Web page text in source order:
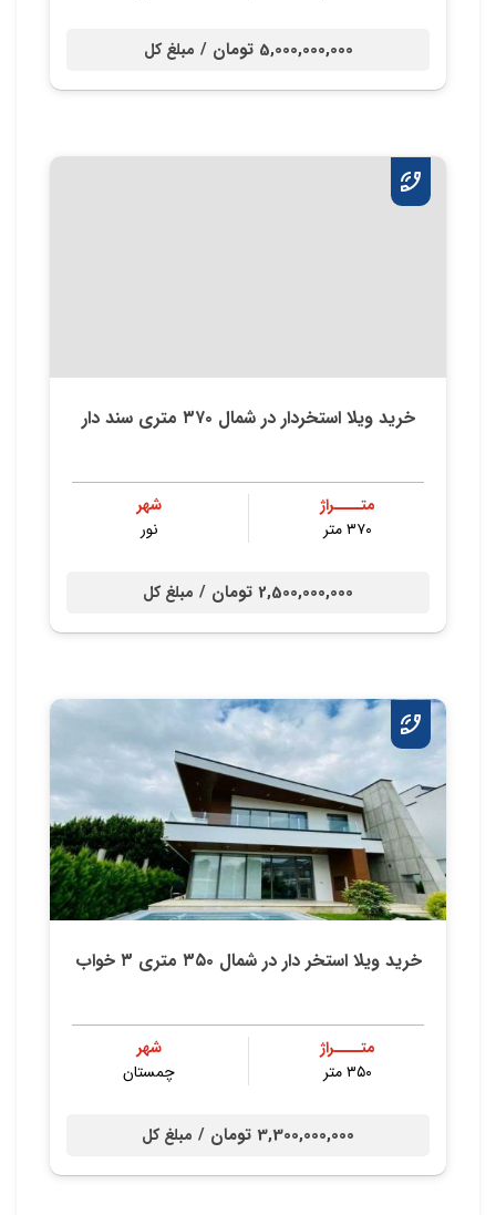
5,000,000,000 تومان / مبلغ کل
خرید ویلا استخردار در شمال ۳۷۰ متری سند دار
متــــراژ
۳۷۰ متر
شهر
نور
2,500,000,000 تومان / مبلغ کل
خرید ویلا استخر دار در شمال ۳۵۰ متری ۳ خواب
متــــراژ
۳۵۰ متر
شهر
چمستان
3,300,000,000 تومان / مبلغ کل